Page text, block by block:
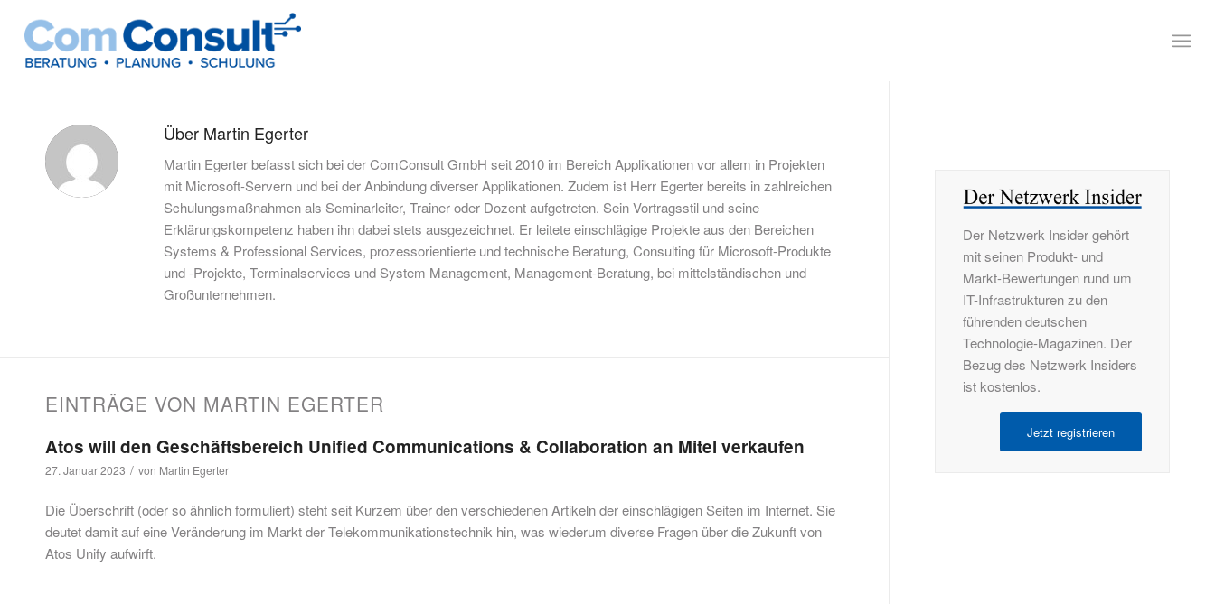
Über Martin Egerter
Martin Egerter befasst sich bei der ComConsult GmbH seit 2010 im Bereich Applikationen vor allem in Projekten
mit Microsoft-Servern und bei der Anbindung diverser Applikationen. Zudem ist Herr Egerter bereits in zahlreichen
Schulungsmaßnahmen als Seminarleiter, Trainer oder Dozent aufgetreten. Sein Vortragsstil und seine
Erklärungskompetenz haben ihn dabei stets ausgezeichnet. Er leitete einschlägige Projekte aus den Bereichen
Systems & Professional Services, prozessorientierte und technische Beratung, Consulting für Microsoft-Produkte
und -Projekte, Terminalservices und System Management, Management-Beratung, bei mittelständischen und
Großunternehmen.
EINTRÄGE VON MARTIN EGERTER
Atos will den Geschäftsbereich Unified Communications & Collaboration an Mitel verkaufen
27. Januar 2023 / von Martin Egerter
Die Überschrift (oder so ähnlich formuliert) steht seit Kurzem über den verschiedenen Artikeln der einschlägigen Seiten im Internet. Sie
deutet damit auf eine Veränderung im Markt der Telekommunikationstechnik hin, was wiederum diverse Fragen über die Zukunft von
Atos Unify aufwirft.
Der Netzwerk Insider gehört
mit seinen Produkt- und
Markt-Bewertungen rund um
IT-Infrastrukturen zu den
führenden deutschen
Technologie-Magazinen. Der
Bezug des Netzwerk Insiders
ist kostenlos.
Jetzt registrieren